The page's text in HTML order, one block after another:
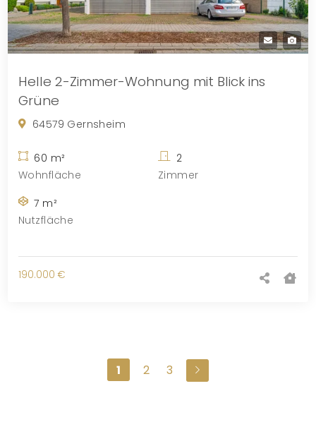
Helle 2-Zimmer-Wohnung mit Blick ins
Grüne
64579 Gernsheim
60 m²
Wohnfläche
2
Zimmer
7 m²
Nutzfläche
190.000 €
1 2 3